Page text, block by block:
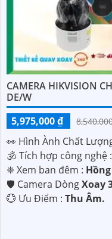
CAMERA HIKVISION
DE/W
5,975,000 ₫
️👀 Hình Ành Chất
🕉️ Tích hợp công nghệ :
❈ Xem ban đêm :
🛡 Camera DòngXoay
️💮 Ưu Điểm : Thu Âm.